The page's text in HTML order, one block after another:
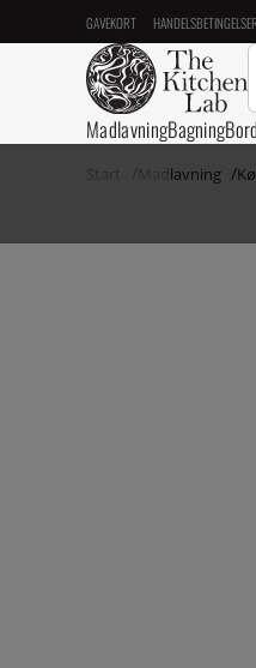
GAVEKORT HANDELSBETINGELSER
MadlavningBagning
Start Madlavning